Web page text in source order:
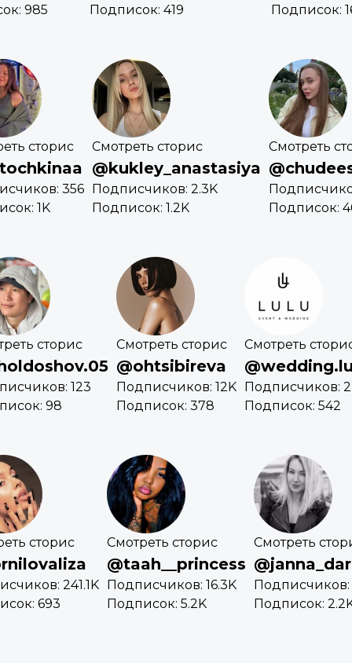
985
Подписок: 419
Подписок:
сторис
356
1K
Смотреть сторис
@kukley_anastasiya
Подписчиков: 2.3K
Подписок: 1.2K
Смотреть
Подписок:
сторис
123
98
Смотреть сторис
@ohtsibireva
Подписчиков: 12K
Подписок: 378
Смотреть
Подписчиков:
Подписок: 542
сторис
241.1K
693
Смотреть сторис
@taah__princess
Подписчиков: 16.3K
Подписок: 5.2K
Смотреть
Подписчиков:
Подписок: